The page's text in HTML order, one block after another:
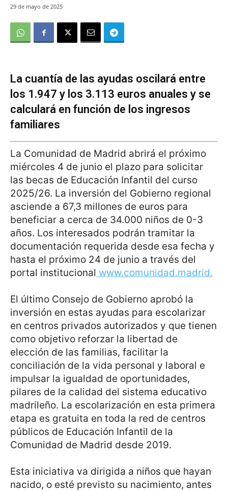
29 de mayo de 2025
La cuantía de las ayudas oscilará entre
los 1.947 y los 3.113 euros anuales y se
calculará en función de los ingresos
familiares
La Comunidad de Madrid abrirá el próximo
miércoles 4 de junio el plazo para solicitar
las becas de Educación Infantil del curso
2025/26. La inversión del Gobierno regional
asciende a 67,3 millones de euros para
beneficiar a cerca de 34.000 niños de 0-3
años. Los interesados podrán tramitar la
documentación requerida desde esa fecha y
hasta el próximo 24 de junio a través del
portal institucional www.comunidad.madrid.
El último Consejo de Gobierno aprobó la
inversión en estas ayudas para escolarizar
en centros privados autorizados y que tienen
como objetivo reforzar la libertad de
elección de las familias, facilitar la
conciliación de la vida personal y laboral e
impulsar la igualdad de oportunidades,
pilares de la calidad del sistema educativo
madrileño. La escolarización en esta primera
etapa es gratuita en toda la red de centros
públicos de Educación Infantil de la
Comunidad de Madrid desde 2019.
Esta iniciativa va dirigida a niños que hayan
nacido, o esté previsto su nacimiento, antes